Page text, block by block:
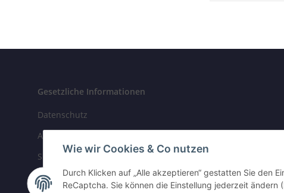
Gesetzliche Informationen
Datenschutz
AGB
Sitemap
Impressum
Wie wir Cookies & Co nutzen
Durch Klicken auf „Alle akzeptieren“ gestatten Sie den
ReCaptcha. Sie können die Einstellung jederzeit